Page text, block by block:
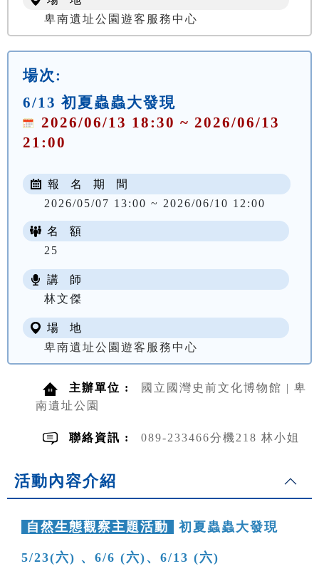
卑南遺址公園遊客服務中心
場次:
6/13 初夏蟲蟲大發現
2026/06/13 18:30 ~ 2026/06/13
21:00
報 名 期 間
2026/05/07 13:00 ~ 2026/06/10 12:00
名 額
25
講 師
林文傑
場 地
卑南遺址公園遊客服務中心
主辦單位 :
國立國灣史前文化博物館 | 卑
南遺址公園
聯絡資訊 : 089-233466分機218 林小姐
活動內容介紹
自然生態觀察主題活動 初夏蟲蟲大發現
5/23(六) 、6/6 (六)、6/13 (六)